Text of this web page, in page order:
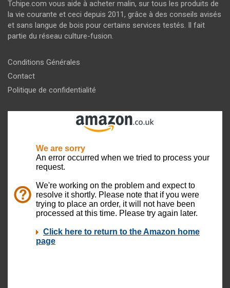
Tchipe.com vous aide à acheter malin, sur tous les produits de
la vie courante et ceci depuis 2011, grâce à des conseils avisés
et sans langue de bois pour certains services testés. Il fait
partie du réseau culture-fusion.
Conditions Générales
Contact
Politique de confidentialité